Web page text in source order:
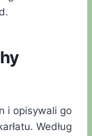
i opisywali go
Według